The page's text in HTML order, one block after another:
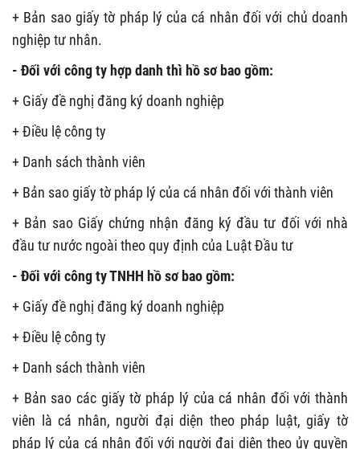
+ Bản sao giấy tờ pháp lý của cá nhân đối với chủ doanh
nghiệp tư nhân.
- Đối với công ty hợp danh thì hồ sơ bao gồm:
+ Giấy đề nghị đăng ký doanh nghiệp
+ Điều lệ công ty
+ Danh sách thành viên
+ Bản sao giấy tờ pháp lý của cá nhân đối với thành viên
+ Bản sao Giấy chứng nhận đăng ký đầu tư đối với nhà
đầu tư nước ngoài theo quy định của Luật Đầu tư
- Đối với công ty TNHH hồ sơ bao gồm:
+ Giấy đề nghị đăng ký doanh nghiệp
+ Điều lệ công ty
+ Danh sách thành viên
+ Bản sao các giấy tờ pháp lý của cá nhân đối với thành
viên là cá nhân, người đại diện theo pháp luật, giấy tờ
pháp lý của cá nhân đối với người đại diện theo ủy quyền